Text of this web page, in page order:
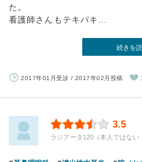
た。
看護師さんもテキパキ...
続きを
2017年01月受診 / 2017年02月投稿
3.5
ラジアータ120（本人ではない